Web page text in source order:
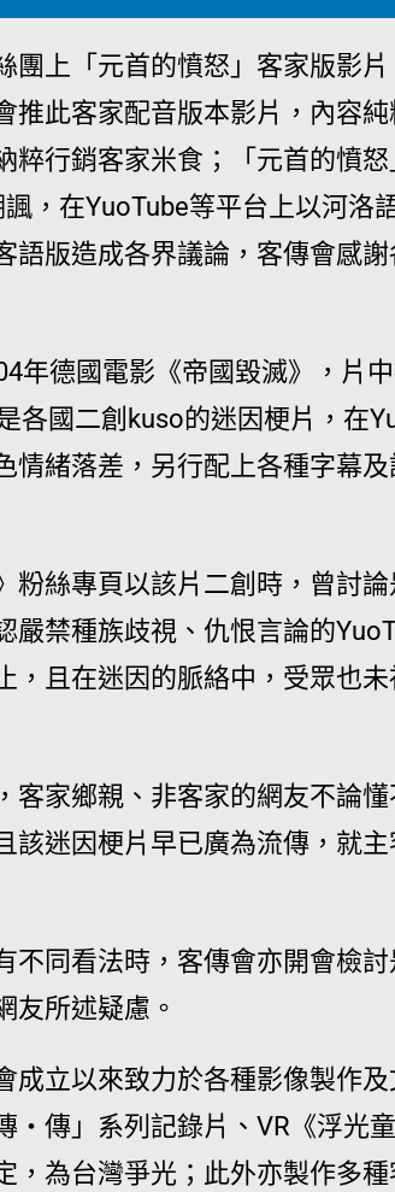
團上「元首的憤怒」客家版影
推此客家配音版本影片，內容
粹行銷客家米食；「元首的憤
，在YuoTube等平台上以河洛
語版造成各界議論，客傳會感
年德國電影《帝國毀滅》，片
各國二創kuso的迷因梗片，在
情緒落差，另行配上各種字幕
粉絲專頁以該片二創時，曾討
嚴禁種族歧視、仇恨言論的
，且在迷因的脈絡中，受眾也
客家鄉親、非客家的網友不論
該迷因梗片早已廣為流傳，就
不同看法時，客傳會亦開會檢
友所述疑慮。
成立以來致力於各種影像製作
・傳」系列記錄片、VR《浮光
，為台灣爭光；此外亦製作多